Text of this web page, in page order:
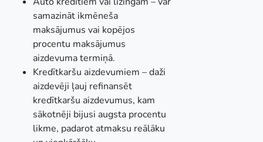
samazināt ikmēneša
maksājumus vai kopējos
procentu maksājumus
aizdevuma termiņā.
Kredītkaršu aizdevumiem – daži
aizdevēji ļauj refinansēt
kredītkaršu aizdevumus, kam
sākotnēji bijusi augsta procentu
likme, padarot atmaksu reālāku